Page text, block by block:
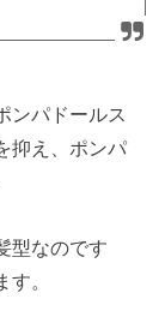
ンパドールス
抑え、ポンパ
型なのです
。